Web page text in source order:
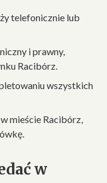
telefonicznie lub
i prawny,
Racibórz.
wszystkich
mieście Racibórz,
w